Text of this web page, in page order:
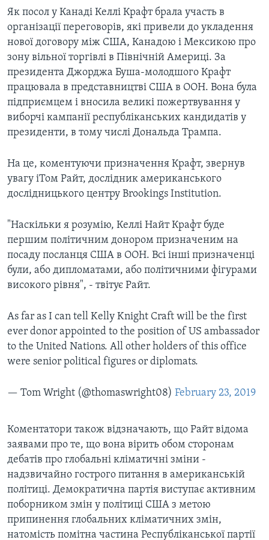
Як посол у Канаді Келлі Крафт брала участь в
організації переговорів, які привели до укладення
нової договору між США, Канадою і Мексикою про
зону вільної торгівлі в Північній Америці. За
президента Джорджа Буша-молодшого Крафт
працювала в представництві США в ООН. Вона була
підприємцем і вносила великі пожертвування у
виборчі кампанії республіканських кандидатів у
президенти, в тому числі Дональда Трампа.
На це, коментуючи призначення Крафт, звернув
увагу іТом Райт, дослідник американського
дослідницького центру Brookings Institution.
"Наскільки я розумію, Келлі Найт Крафт буде
першим політичним донором призначеним на
посаду посланця США в ООН. Всі інші призначенці
були, або дипломатами, або політичними фігурами
високого рівня", - твітує Райт.
As far as I can tell Kelly Knight Craft will be the first
ever donor appointed to the position of US ambassador
to the United Nations. All other holders of this office
were senior political figures or diplomats.
— Tom Wright (@thomaswright08) February 23, 2019
Коментатори також відзначають, що Райт відома
заявами про те, що вона вірить обом сторонам
дебатів про глобальні кліматичні зміни -
надзвичайно гострого питання в американській
політиці. Демократична партія виступає активним
поборником змін у політиці США з метою
припинення глобальних кліматичних змін,
натомість помітна частина Республіканської партії